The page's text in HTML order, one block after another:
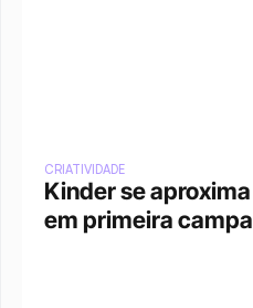
CRIATIVIDADE
Kinder se
em primeira